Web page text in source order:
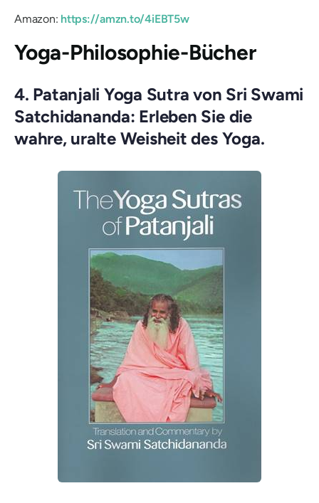
Amazon: https://amzn.to/4iEBT5w
Yoga-Philosophie-Bücher
4. Patanjali Yoga Sutra von Sri Swami
Satchidananda: Erleben Sie die
wahre, uralte Weisheit des Yoga.